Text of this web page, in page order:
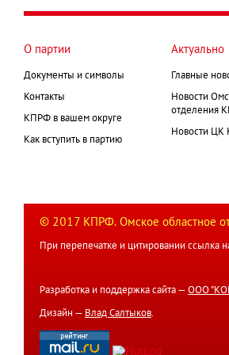
О партии
Документы и символы
Контакты
КПРФ в вашем округе
Как вступить в партию
Актуально
Главные
Новости
отделения
Новости
© 2017 КПРФ. Омское областное
При перепечатке и цитировании ссылка
Разработка и поддержка сайта — ООО
Дизайн — Влад Салтыков.